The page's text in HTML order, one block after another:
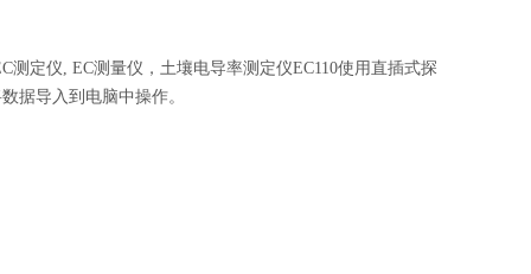
仪, EC测量仪，土壤电导率测定仪EC110使用直插式探
导入到电脑中操作。